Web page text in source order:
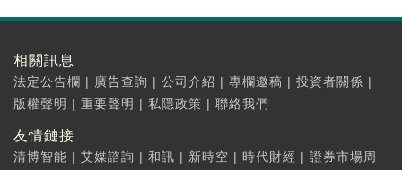
相關訊息
法定公告欄 | 廣告查詢 | 公司介紹 | 專欄邀稿 | 投資者關係 |
版權聲明 | 重要聲明 | 私隱政策 | 聯絡我們
友情鏈接
清博智能 | 艾媒諮詢 | 和訊 | 新時空 | 時代財經 | 證券市場周